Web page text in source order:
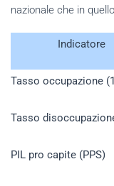
nazionale che in
Indicatore
Tasso occupazione
Tasso
PIL pro capite (PPS)